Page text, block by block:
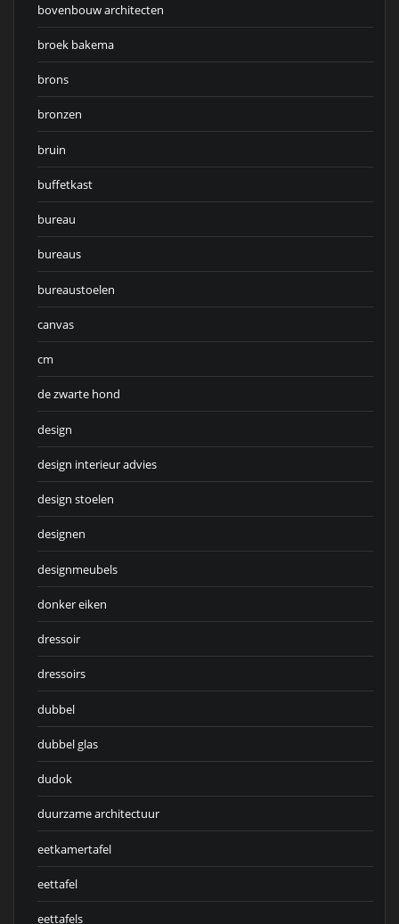
bovenbouw architecten
broek bakema
brons
bronzen
bruin
buffetkast
bureau
bureaus
bureaustoelen
canvas
cm
de zwarte hond
design
design interieur advies
design stoelen
designen
designmeubels
donker eiken
dressoir
dressoirs
dubbel
dubbel glas
dudok
duurzame architectuur
eetkamertafel
eettafel
eettafels